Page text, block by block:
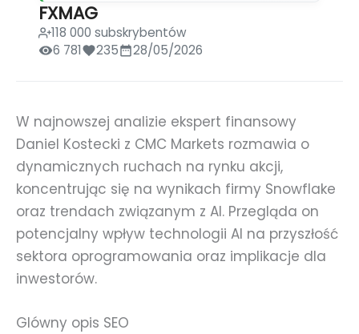
FXMAG
118 000 subskrybentów
6 781
235 28/05/2026
W najnowszej analizie ekspert finansowy
Daniel Kostecki z CMC Markets rozmawia o
dynamicznych ruchach na rynku akcji,
koncentrując się na wynikach firmy Snowflake
oraz trendach związanym z AI. Przegląda on
potencjalny wpływ technologii AI na przyszłość
sektora oprogramowania oraz implikacje dla
inwestorów.
Glówny opis SEO